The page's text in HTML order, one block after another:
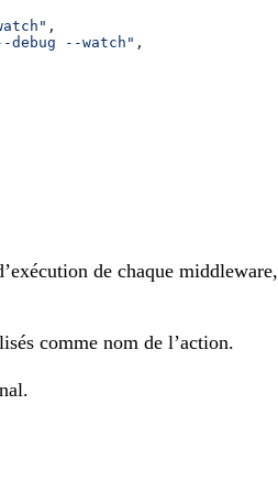
,
debug --watch" ,
de chaque middleware,
comme nom de l’action.